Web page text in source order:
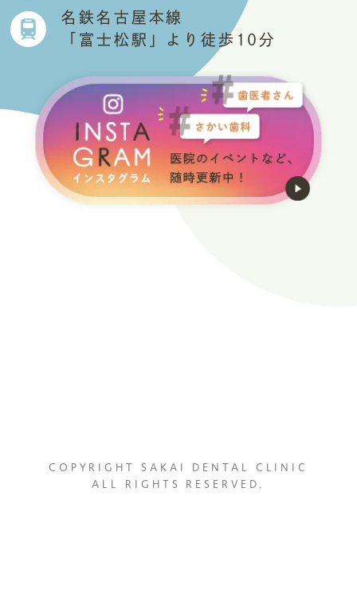
名鉄名古屋本線
「富士松駅」より徒歩10分
COPYRIGHT SAKAI DENTAL CLINIC
ALL RIGHTS RESERVED.